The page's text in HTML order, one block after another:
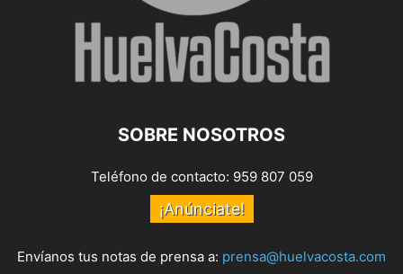
SOBRE NOSOTROS
Teléfono de contacto: 959 807 059
¡Anúnciate!
Envíanos tus notas de prensa a: prensa@huelvacosta.com